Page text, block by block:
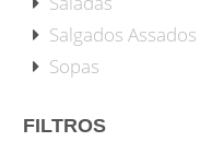
Salgados Assados
Sopas
FILTROS